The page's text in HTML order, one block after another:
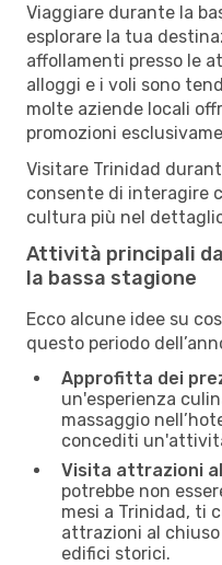
Viaggiare durante la
esplorare la tua
affollamenti presso le
alloggi e i voli sono
molte aziende locali
promozioni
Visitare Trinidad
consente di interagire
cultura più nel
Attività principali
la bassa stagione
Ecco alcune idee su
questo periodo
Approfitta dei
un'esperienza
massaggio
concediti
Visita attrazioni
potrebbe non
mesi a Trinidad, ti
attrazioni al
edifici storici.